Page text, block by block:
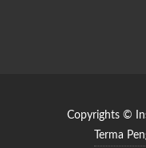
Copyrights ©
Terma